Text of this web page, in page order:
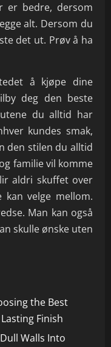
er bedre, dersom
alt. Dersom du
det ut. Prøv å ha
å kjøpe dine
deg den beste
du alltid har
kundes smak,
den stilen du alltid
familie vil komme
aldri skuffet over
velge mellom.
Man kan også
skulle ønske uten
the Best
Finish
Walls Into